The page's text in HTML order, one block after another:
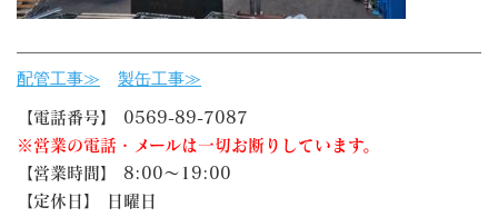
配管工事≫ 製缶工事≫
【電話番号】 0569-89-7087
※営業の電話・メールは一切お断りしています。
【営業時間】 8:00～19:00
【定休日】 日曜日